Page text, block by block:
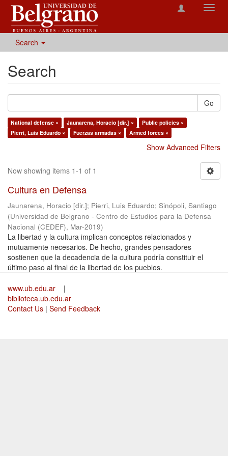
Search
Search
Go
National defense × Jaunarena, Horacio [dir.] ×
Public policies ×
Pierri, Luis Eduardo ×
Fuerzas armadas × Armed forces ×
Show Advanced Filters
Now showing items 1-1 of 1
Cultura en Defensa
Jaunarena, Horacio [dir.]; Pierri, Luis Eduardo; Sinópoli, Santiago
(Universidad de Belgrano - Centro de Estudios para la Defensa
Nacional (CEDEF), Mar-2019)
La libertad y la cultura implican conceptos relacionados y
mutuamente necesarios. De hecho, grandes pensadores
sostienen que la decadencia de la cultura podría constituir el
último paso al final de la libertad de los pueblos.
www.ub.edu.ar
|
biblioteca.ub.edu.ar
Contact Us | Send Feedback